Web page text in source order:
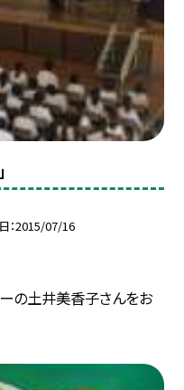
2015/07/16
の土井美香子さんをお